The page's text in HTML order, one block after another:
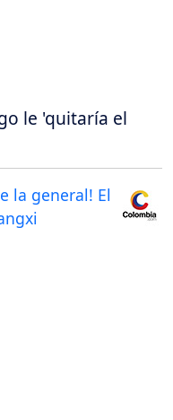
le 'quitaría el